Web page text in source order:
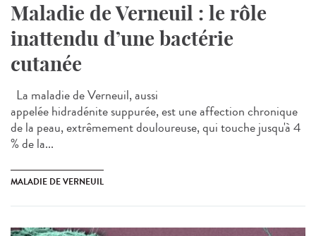
Maladie de Verneuil : le rôle
inattendu d’une bactérie
cutanée
La maladie de Verneuil, aussi
appelée hidradénite suppurée, est une affection chronique
de la peau, extrêmement douloureuse, qui touche jusqu'à 4
% de la...
MALADIE DE VERNEUIL